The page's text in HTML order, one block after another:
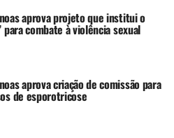
aprova projeto que institui o
para combate à violência sexual
aprova criação de comissão para
de esporotricose